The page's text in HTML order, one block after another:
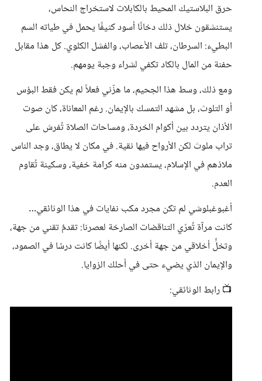
حرق البلاستيك المحيط بالكابلات لاستخراج النحاس،
يستنشقون خلال ذلك دخانًا أسود كثيفًا يحمل في طياته السم
البطيء: السرطان، تلف الأعصاب، والفشل الكلوي. كل هذا مقابل
حفنة من المال بالكاد تكفي لشراء وجبة يومهم.
ومع ذلك، وسط هذا الجحيم، ما هزّني فعلاً لم يكن فقط البؤس
أو التلوث، بل مشهد التمسك بالإيمان. رغم المعاناة، كان صوت
الأذان يتردد بين أكوام الخردة، ومساحات الصلاة تُفرش على
تراب ملوث لكن الأرواح فيها نقية. في مكان لا يطاق، وجد الناس
ملاذهم في الإسلام، يستمدون منه كرامة خفية، وسكينة تُقاوم
العدم.
أغبوغبلوشي لم تكن مجرد مكب نفايات في هذا الوثائقي…
كانت مرآة تُعرّي التناقضات الصارخة لعصرنا: تقدمٌ تقني من جهة،
وتخلٍّ أخلاقي من جهة أخرى. لكنها أيضًا كانت درسًا في الصمود،
والإيمان الذي يضيء حتى في أحلك الزوايا.
📺 رابط الوثائقي: